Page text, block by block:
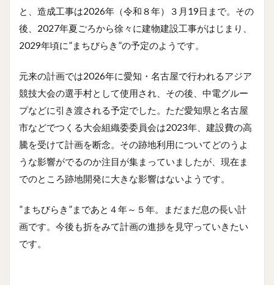
と、造成工事は2026年（令和８年）３月19日まで。その
後、2027年夏ごろから徐々に建物建設工事がはじまり、
2029年頃に”まちびらき”の予定のようです。
元来の計画では2026年に愛知・名古屋で行われるアジア
競技大会の選手村として使用され、その後、中電グルー
プなどに引き渡される予定でした。ただ愛知県と名古屋
市などでつくる大会組織委委員会は2023年、建設費の高
騰を受けて計画を断念。その跡地利用についてどのうよ
うな影響がでるのか注目が集まっていましたが、現在ま
でのところ跡地開発に大きな影響はないようです。
”まちびらき”まであと４年～５年。まだまだ息の長い計
画です。今後も折をみて計画の進捗を見守っていきたい
です。